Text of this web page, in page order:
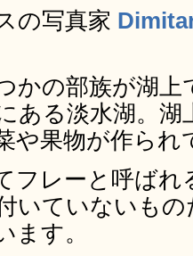
の写真家
かの部族が湖
ある淡水湖。
や果物が作られ
フレーと呼ば
いていないも
ます。